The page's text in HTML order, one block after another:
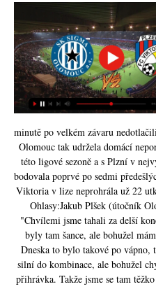
minutě po velkém závaru
Olomouc tak udržela domácí
této ligové sezoně a s Plzní v
bodovala poprvé po sedmi
Viktoria v lize neprohrála už 22
Ohlasy:Jakub Plšek (útočník
"Chvílemi jsme tahali za delší
byly tam šance, ale bohužel
Dneska to bylo takové po vápno,
silní do kombinace, ale bohužel
přihrávka. Takže jsme se tam